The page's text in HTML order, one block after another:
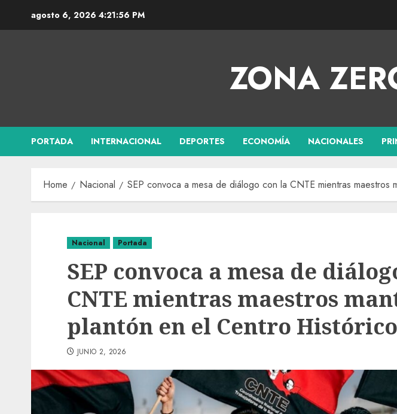
agosto 6, 2026 4:21:57 PM
ZONA
PORTADA INTERNACIONAL DEPORTES ECONOMÍA NACIONALES
Home Nacional SEP convoca a mesa de diálogo con la CNTE mientras maestros
Nacional Portada
SEP convoca a mesa de
CNTE mientras maestros
plantón en el Centro Histórico
JUNIO 2, 2026